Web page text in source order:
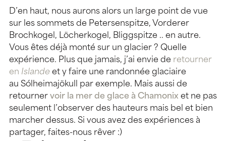
D’en haut, nous aurons alors un large point de vue
sur les sommets de Petersenspitze, Vorderer
Brochkogel, Löcherkogel, Bliggspitze .. en autre.
Vous êtes déjà monté sur un glacier ? Quelle
expérience. Plus que jamais, j’ai envie de retourner
en Islande et y faire une randonnée glaciaire
au Sólheimajökull par exemple. Mais aussi de
retourner voir la mer de glace à Chamonix et ne pas
seulement l’observer des hauteurs mais bel et bien
marcher dessus. Si vous avez des expériences à
partager, faites-nous rêver :)